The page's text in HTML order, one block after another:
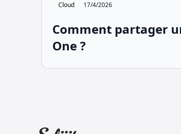
Cloud 17/4/2026
Comment partager
One ?